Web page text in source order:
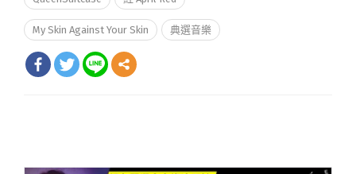
My Skin Against Your Skin 典選音樂